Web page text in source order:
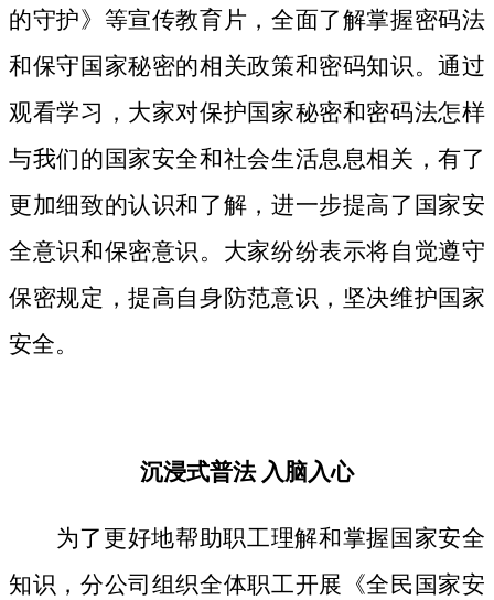
的守护》等宣传教育片， 全面了解掌握密码法
和保守国家秘密的相关政策和密码知识。通过
观看学习，大家对保护国家秘密和密码法怎样
与我们的国家安全和社会生活息息相关，有了
更加细致的认识和了解，进一步提高了国家安
全意识和保密意识。大家纷纷表示将自觉遵守
保密规定，提高自身防范意识，坚决维护国家
安全。
沉浸式普法 入脑入心
为了更好地帮助职工理解和掌握国家安全
知识，分公司组织全体职工开展《全民国家安